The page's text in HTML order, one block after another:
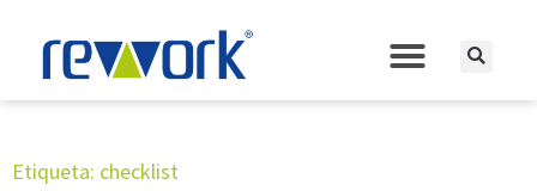
Etiqueta: checklist